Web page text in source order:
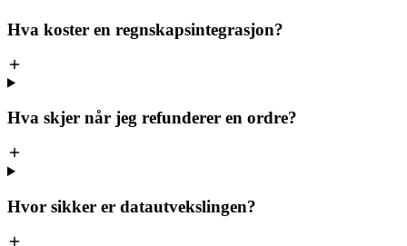
Hva koster en regnskapsintegrasjon?
Hva skjer når jeg refunderer en ordre?
Hvor sikker er datautvekslingen?